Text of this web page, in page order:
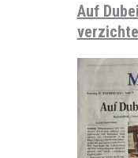
Auf